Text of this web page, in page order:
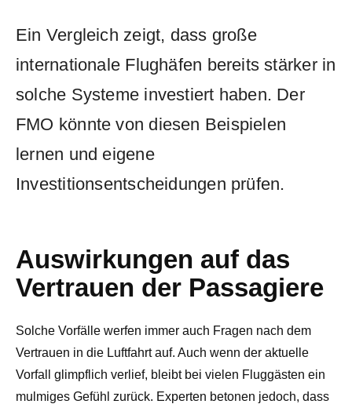
Ein Vergleich zeigt, dass große
internationale Flughäfen bereits stärker in
solche Systeme investiert haben. Der
FMO könnte von diesen Beispielen
lernen und eigene
Investitionsentscheidungen prüfen.
Auswirkungen auf das
Vertrauen der Passagiere
Solche Vorfälle werfen immer auch Fragen nach dem
Vertrauen in die Luftfahrt auf. Auch wenn der aktuelle
Vorfall glimpflich verlief, bleibt bei vielen Fluggästen ein
mulmiges Gefühl zurück. Experten betonen jedoch, dass